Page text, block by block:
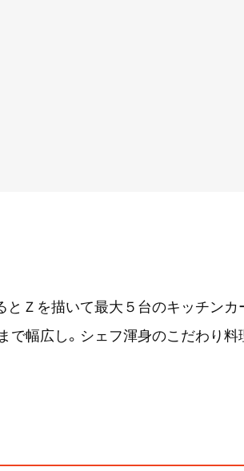
とＺを描いて最大５台のキッチンカ
で幅広し。シェフ渾身のこだわり料